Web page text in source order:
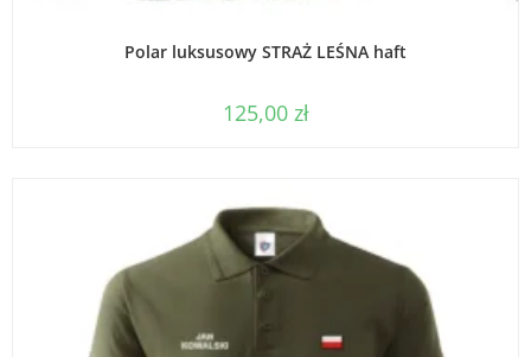
WYBIERZ OPCJE
Polar luksusowy STRAŻ LEŚNA haft
125,00 zł